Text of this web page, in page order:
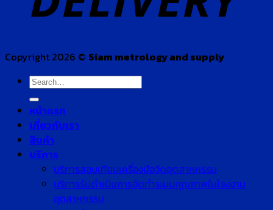
Copyright 2026 © Siam metrology and supply
Search
for:
หน้าแรก
เกี่ยวกับเรา
สินค้า
บริการ
บริการสอบเทียบเครื่องมือวัดอุตสาหกรรม
บริการรับดำเนินการจัดทำระบบคุณภาพในโรงงาน
อุตสาหกรรม